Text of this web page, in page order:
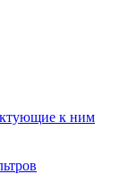
к ним